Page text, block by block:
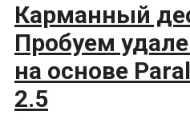
Карманный
Пробуем
на основе
2.5